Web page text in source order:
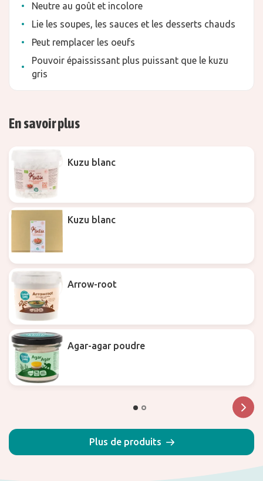
Neutre au goût et incolore
Lie les soupes, les sauces et les desserts chauds
Peut remplacer les oeufs
Pouvoir épaississant plus puissant que le kuzu
gris
En savoir plus
Kuzu blanc
Kuzu blanc
Arrow-root
Agar-agar poudre
Plus de produits